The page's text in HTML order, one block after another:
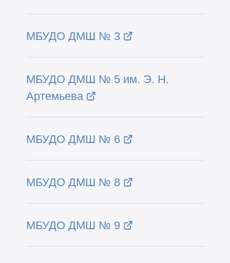
МБУДО ДМШ № 3
МБУДО ДМШ № 5 им. Э. Н.
Артемьева
МБУДО ДМШ № 6
МБУДО ДМШ № 8
МБУДО ДМШ № 9